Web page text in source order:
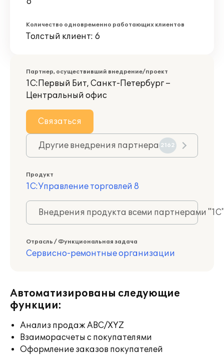
Количество одновременно работающих клиентов
Толстый клиент: 6
Партнер, осуществивший внедрение/проект
1С:Первый Бит, Санкт-Петербург –
Центральный офис
Связаться
Другие внедрения партнера 2162
Продукт
1С:Управление торговлей 8
Внедрения продукта всеми партнерами
Отрасль / Функциональная задача
Сервисно-ремонтные организации
Автоматизированы следующие
функции:
Анализ продаж ABC/XYZ
Взаиморасчеты с покупателями
Оформление заказов покупателей